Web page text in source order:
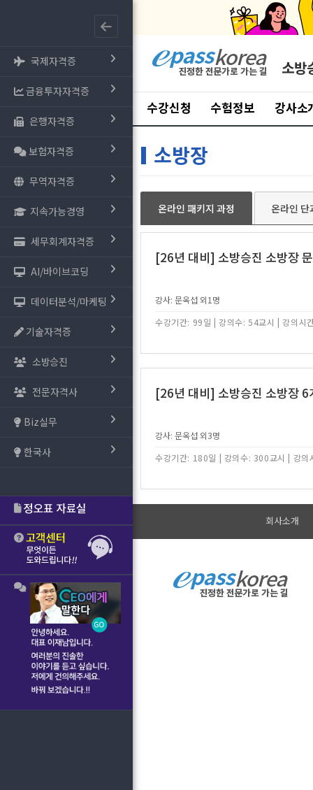
국제자격증
금융투자자격증
은행자격증
보험자격증
무역자격증
지속가능경영
세무회계자격증
AI/바이브코딩
데이터분석/마케팅
기술자격증
소방승진
전문자격사
Biz실무
한국사
소방
수강신청 수험정보 강사소
소방장
온라인 패키지 과정 온라인 단
[26년 대비] 소방승진 소방장
강사: 문옥섭 외1명
수강기간: 99일 | 강의수: 54교시 | 강의시
[26년 대비] 소방승진 소방장
강사: 문옥섭 외3명
수강기간: 180일 | 강의수: 300교시 | 강의
회사소개